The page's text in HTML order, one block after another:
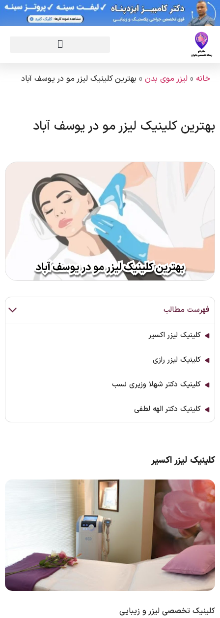
خانه » لیزر موی بدن » بهترین کلینیک لیزر مو در یوسف آباد
بهترین کلینیک لیزر مو در یوسف آباد
فهرست مطالب
کلینیک لیزر اکسیر
کلینیک لیزر رازی
کلینیک دکتر شهلا وزیری نسب
کلینیک دکتر الهه لطفی
کلینیک لیزر اکسیر
کلینیک تخصصی لیزر و زیبایی